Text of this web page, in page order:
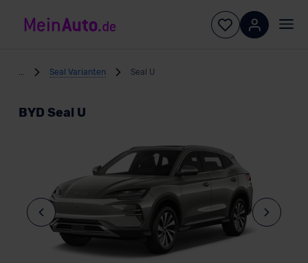
Seal Varianten Seal U
BYD Seal U